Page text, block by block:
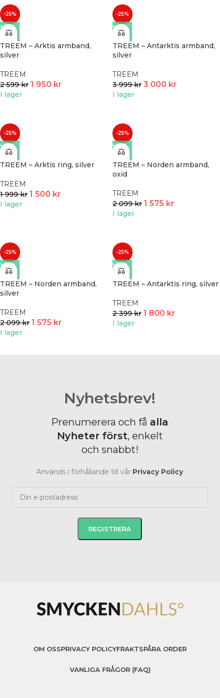
-25%
TREEM – Arktis armband,
silver
TREEM
2 599kr 1 950 kr
I lager
-25%
TREEM – Antarktis armband,
silver
TREEM
3 999kr 3 000 kr
I lager
-25%
TREEM – Arktis ring, silver
TREEM
1 999kr 1 500 kr
I lager
-25%
TREEM – Norden armband,
oxid
TREEM
2 099kr 1 575 kr
I lager
-25%
TREEM – Norden armband,
silver
TREEM
2 099kr 1 575 kr
I lager
-25%
TREEM – Antarktis ring, silver
TREEM
2 399kr 1 800 kr
I lager
Nyhetsbrev!
Prenumerera och få alla
Nyheter först, enkelt
och snabbt!
Används i förhållande till vår Privacy Policy
OM OSSPRIVACY POLICYFRAKTSPÅRA ORDER
VANLIGA FRÅGOR (FAQ)